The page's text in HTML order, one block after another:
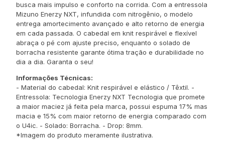
busca mais impulso e conforto na corrida. Com a entressola
Mizuno Enerzy NXT, infundida com nitrogênio, o modelo
entrega amortecimento avançado e alto retorno de energia
em cada passada. O cabedal em knit respirável e flexível
abraça o pé com ajuste preciso, enquanto o solado de
borracha resistente garante ótima tração e durabilidade no
dia a dia. Garanta o seu!
Informações Técnicas:
- Material do cabedal: Knit respirável e elástico / Têxtil. -
Entressola: Tecnologia Enerzy NXT Tecnologia que promete
a maior maciez já feita pela marca, possui espuma 17% mas
macia e 15% com maior retorno de energia comparado com
o U4ic. - Solado: Borracha. - Drop: 8mm.
*Imagem do produto meramente ilustrativa.